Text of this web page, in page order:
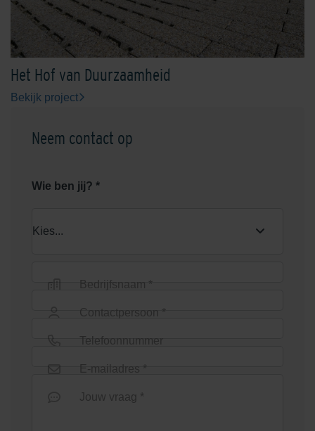
Het Hof van Duurzaamheid
Bekijk project
Neem contact op
Wie ben jij? *
Bedrijfsnaam *
Contactpersoon *
Telefoonnummer
E-mailadres *
Jouw vraag *